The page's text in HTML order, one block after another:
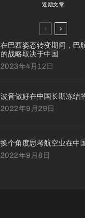
近期文章
在巴西姿态转变期间，巴
的战略取决于中国
2023年4月12日
波音做好在中国长期冻结
2022年9月29日
换个角度思考航空业在中
2022年9月8日